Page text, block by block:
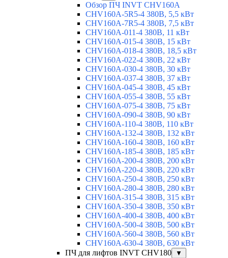
Обзор ПЧ INVT CHV160A
CHV160A-5R5-4 380В, 5,5 кВт
CHV160A-7R5-4 380В, 7,5 кВт
CHV160A-011-4 380В, 11 кВт
CHV160A-015-4 380В, 15 кВт
CHV160A-018-4 380В, 18,5 кВт
CHV160A-022-4 380В, 22 кВт
CHV160A-030-4 380В, 30 кВт
CHV160A-037-4 380В, 37 кВт
CHV160A-045-4 380В, 45 кВт
CHV160A-055-4 380В, 55 кВт
CHV160A-075-4 380В, 75 кВт
CHV160A-090-4 380В, 90 кВт
CHV160A-110-4 380В, 110 кВт
CHV160A-132-4 380В, 132 кВт
CHV160A-160-4 380В, 160 кВт
CHV160A-185-4 380В, 185 кВт
CHV160A-200-4 380В, 200 кВт
CHV160A-220-4 380В, 220 кВт
CHV160A-250-4 380В, 250 кВт
CHV160A-280-4 380В, 280 кВт
CHV160A-315-4 380В, 315 кВт
CHV160A-350-4 380В, 350 кВт
CHV160A-400-4 380В, 400 кВт
CHV160A-500-4 380В, 500 кВт
CHV160A-560-4 380В, 560 кВт
CHV160A-630-4 380В, 630 кВт
ПЧ для лифтов INVT CHV180
▼